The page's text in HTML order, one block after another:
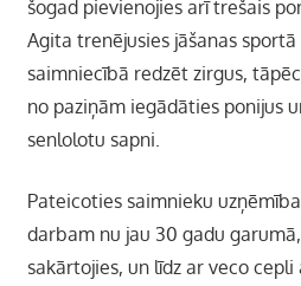
šogad pievienojies arī trešais
Agita trenējusies jāšanas
saimniecībā redzēt zirgus,
no paziņām iegādāties ponijus
senlolotu sapni.
Pateicoties saimnieku
darbam nu jau 30 gadu
sakārtojies, un līdz ar veco